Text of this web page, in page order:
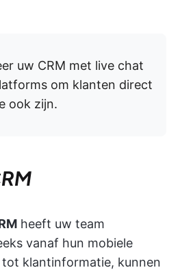
uw CRM met live chat
om klanten direct
ook zijn.
heeft uw team
vanaf hun mobiele
klantinformatie, kunnen